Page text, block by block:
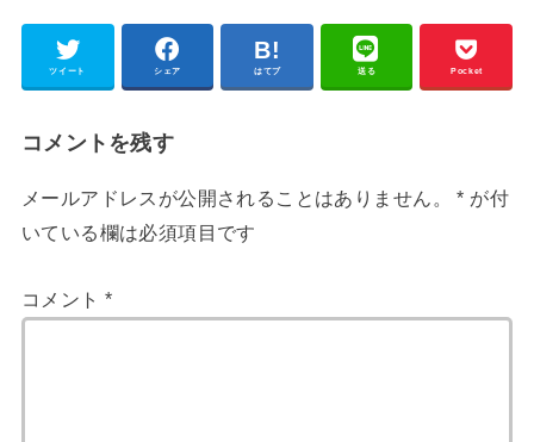
ツイート シェア はてブ 送る Pocket
コメントを残す
メールアドレスが公開されることはありません。 * が付
いている欄は必須項目です
コメント *